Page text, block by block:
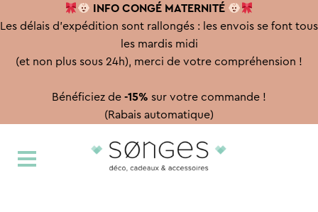
INFO CONGÉ MATERNITÉ
Les délais d'expédition sont rallongés : les envois se font tous
les mardis midi
(et non plus sous 24h), merci de votre compréhension !
Bénéficiez de -15% sur votre commande !
(Rabais automatique)
à
au